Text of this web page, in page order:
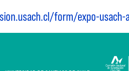
form/expo-usach-